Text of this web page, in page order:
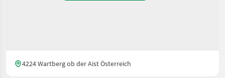
4224 Wartberg ob der Aist Österreich